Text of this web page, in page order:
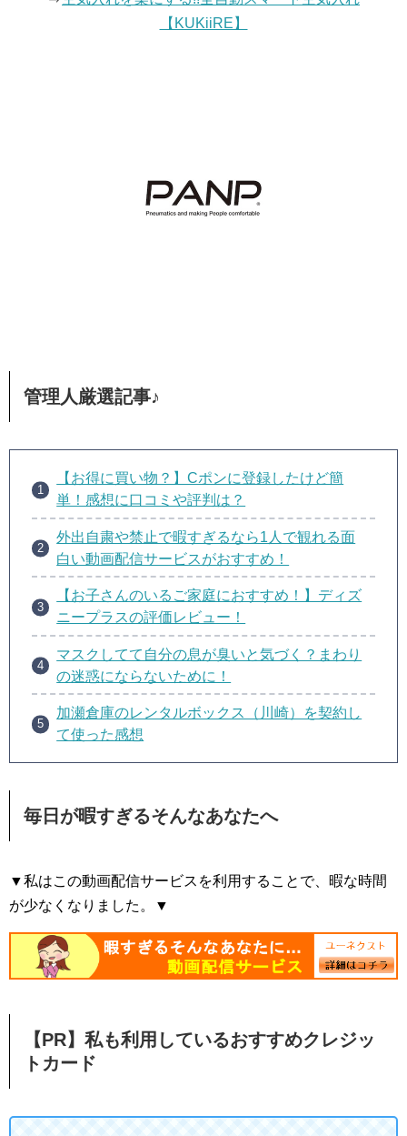
【KUKiiRE】
管理人厳選記事♪
【お得に買い物？】Cポンに登録したけど簡
単！感想に口コミや評判は？
外出自粛や禁止で暇すぎるなら1人で観れる面
白い動画配信サービスがおすすめ！
【お子さんのいるご家庭におすすめ！】ディズ
ニープラスの評価レビュー！
マスクしてて自分の息が臭いと気づく？まわり
の迷惑にならないために！
加瀬倉庫のレンタルボックス（川崎）を契約し
て使った感想
毎日が暇すぎるそんなあなたへ
▼私はこの動画配信サービスを利用することで、暇な時間
が少なくなりました。▼
【PR】私も利用しているおすすめクレジッ
トカード